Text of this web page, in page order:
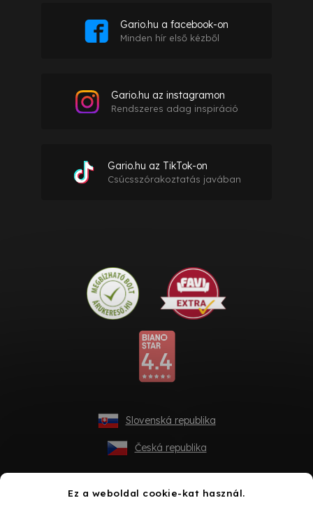
Ez a weboldal cookie-kat használ.
Gario.hu a facebook-on
Minden hír első kézből
Gario.hu az instagramon
Rendszeres adag inspiráció
Gario.hu az TikTok-on
Csúcsszórakoztatás javában
Slovenská republika
Česká republika